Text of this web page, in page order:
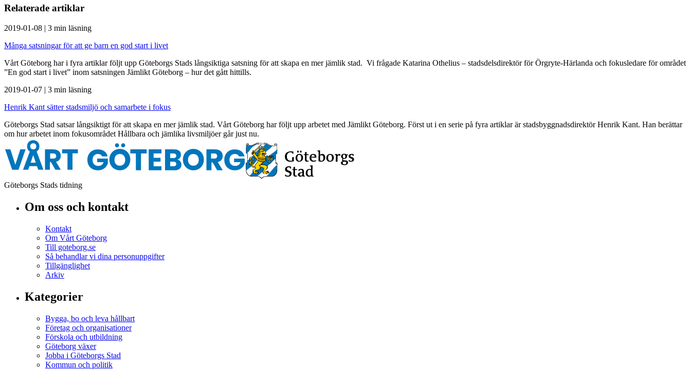
Relaterade artiklar
2019-01-08 | 3 min läsning
Många satsningar för att ge barn en god start i livet
Vårt Göteborg har i fyra artiklar följt upp Göteborgs Stads långsiktiga satsning för att skapa en mer jämlik stad. Vi frågade Katarina Othelius – stadsdelsdirektör för Örgryte-Härlanda och fokusledare för området
”En god start i livet” inom satsningen Jämlikt Göteborg – hur det gått hittills.
2019-01-07 | 3 min läsning
Henrik Kant sätter stadsmiljö och samarbete i fokus
Göteborgs Stad satsar långsiktigt för att skapa en mer jämlik stad. Vårt Göteborg har följt upp arbetet med Jämlikt Göteborg. Först ut i en serie på fyra artiklar är stadsbyggnadsdirektör Henrik Kant. Han berättar
om hur arbetet inom fokusområdet Hållbara och jämlika livsmiljöer går just nu.
Göteborgs Stads tidning
Om oss och kontakt
Kontakt
Om Vårt Göteborg
Till goteborg.se
Så behandlar vi dina personuppgifter
Tillgänglighet
Arkiv
Kategorier
Bygga, bo och leva hållbart
Företag och organisationer
Förskola och utbildning
Göteborg växer
Jobba i Göteborgs Stad
Kommun och politik